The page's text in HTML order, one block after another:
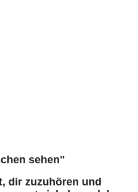
sehen"
dir zuzuhören und